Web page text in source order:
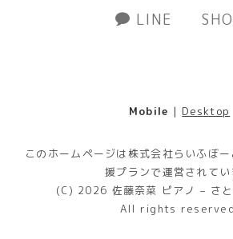
LINE
Mobile | Desktop
このホームページは株式会社らいふぼ
援プランで運営されてい
(C) 2026 佐藤奈菜 ピアノ – さ
All rights